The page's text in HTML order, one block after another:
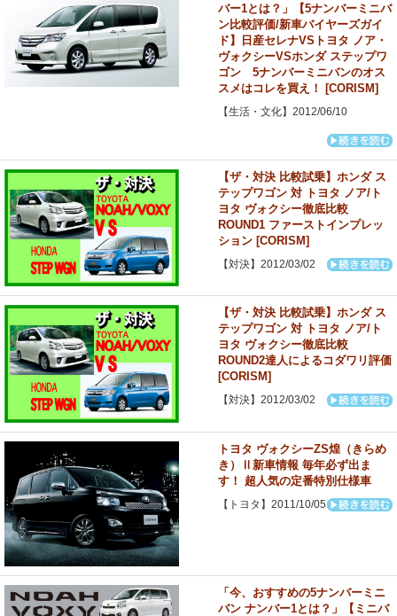
バー1とは？」【5ナンバーミニバ
ン比較評価/新車バイヤーズガイ
ド】日産セレナVSトヨタ ノア・
ヴォクシーVSホンダ ステップワ
ゴン 5ナンバーミニバンのオス
スメはコレを買え！ [CORISM]
【生活・文化】2012/06/10
【ザ・対決 比較試乗】ホンダ ス
テップワゴン 対 トヨタ ノア/ト
ヨタ ヴォクシー徹底比較
ROUND1 ファーストインプレッ
ション [CORISM]
【対決】2012/03/02
【ザ・対決 比較試乗】ホンダ ス
テップワゴン 対 トヨタ ノア/ト
ヨタ ヴォクシー徹底比較
ROUND2達人によるコダワリ評価
[CORISM]
【対決】2012/03/02
トヨタ ヴォクシーZS煌（きらめ
き）Ⅱ新車情報 毎年必ず出ま
す！ 超人気の定番特別仕様車
【トヨタ】2011/10/05
「今、おすすめの5ナンバーミニ
バン ナンバー1とは？」【ミニバ